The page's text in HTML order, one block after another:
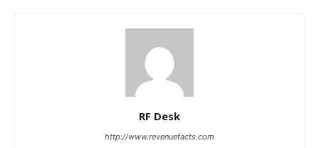
RF Desk
http://www.revenuefacts.com